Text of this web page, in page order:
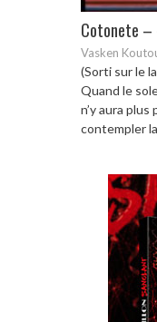
Cotonete –
Vasken
(Sorti sur le
Quand le
n’y aura
contempler